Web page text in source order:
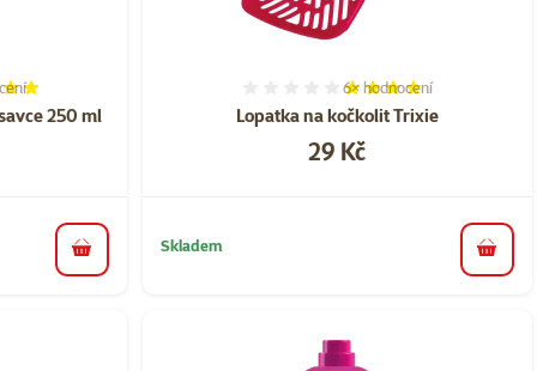
250 ml
100%, počet hodnocení: 1
do košíku
Lopatka na kočkolit Trixie
Hodnocení 77%, počet
6× hodnocení
Cena
29 Kč
Skladem
do